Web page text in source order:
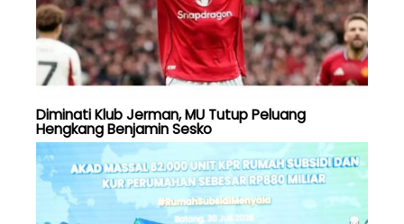
Diminati Klub Jerman, MU Tutup Peluang
Hengkang Benjamin Sesko